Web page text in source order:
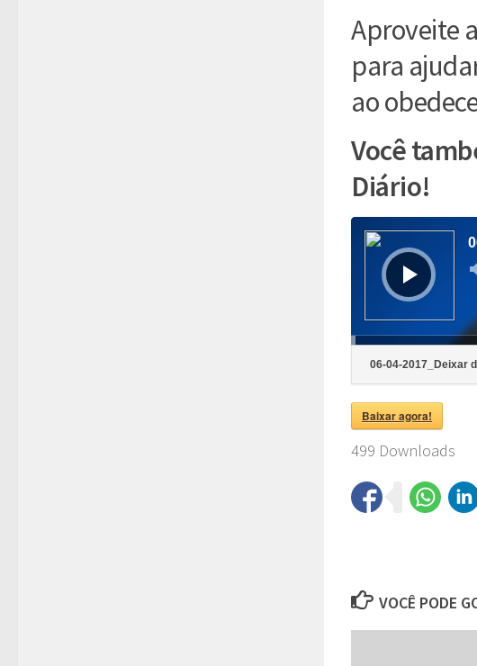
Aproveite
para
ao
Você
Diário!
Tocador
áudio
06-04-2017_Deixar
Baixar agora!
499 Downloads
VOCÊ PODE